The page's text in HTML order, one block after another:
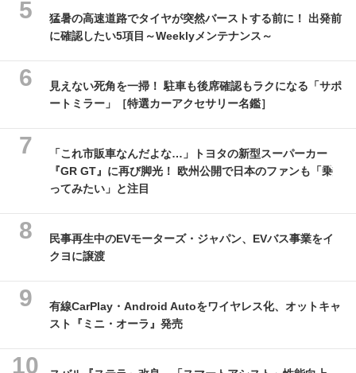
猛暑の高速道路でタイヤが突然バーストする前に！ 出発前
に確認したい5項目～Weeklyメンテナンス～
見えない死角を一掃！ 駐車も後席確認もラクになる「サポ
ートミラー」［特選カーアクセサリー名鑑］
「これ市販車なんだよな…」トヨタの新型スーパーカー
『GR GT』に再び脚光！ 欧州公開で日本のファンも「乗
ってみたい」と注目
民事再生中のEVモーターズ・ジャパン、EVバス事業をイ
クヨに譲渡
有線CarPlay・Android Autoをワイヤレス化、オットキャ
スト『ミニ・オーラ』発売